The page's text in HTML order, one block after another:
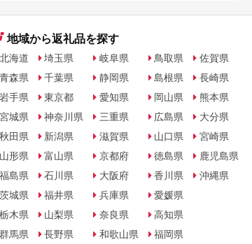
地域から返礼品を探す
北海道
青森県
岩手県
宮城県
秋田県
山形県
福島県
茨城県
栃木県
群馬県
埼玉県
千葉県
東京都
神奈川県
新潟県
富山県
石川県
福井県
山梨県
長野県
岐阜県
静岡県
愛知県
三重県
滋賀県
京都府
大阪府
兵庫県
奈良県
和歌山県
鳥取県
島根県
岡山県
広島県
山口県
徳島県
香川県
愛媛県
高知県
福岡県
佐賀県
長崎県
熊本県
大分県
宮崎県
鹿児島県
沖縄県